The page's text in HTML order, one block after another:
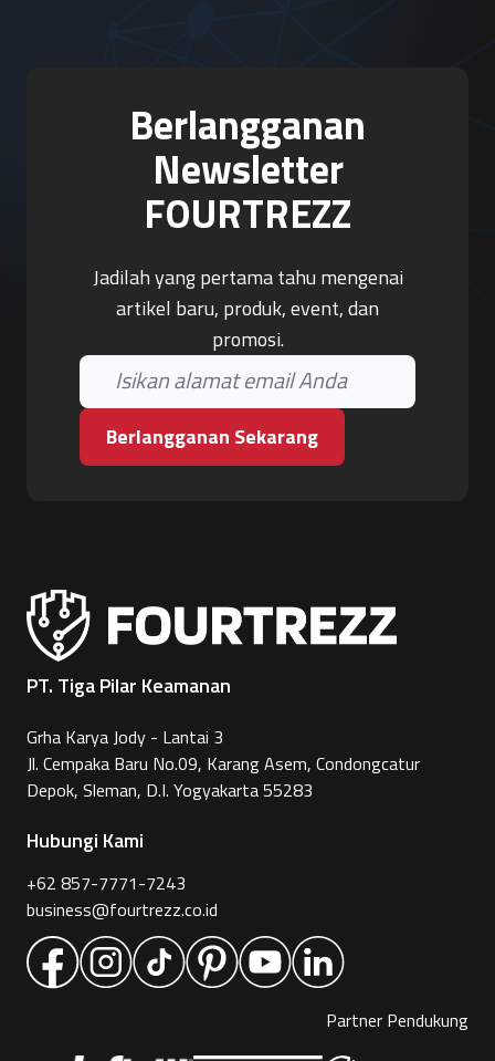
Berlangganan
Newsletter
FOURTREZZ
Jadilah yang pertama tahu mengenai
artikel baru, produk, event, dan
promosi.
Berlangganan Sekarang
PT. Tiga Pilar Keamanan
Grha Karya Jody - Lantai 3
Jl. Cempaka Baru No.09, Karang Asem, Condongcatur
Depok, Sleman, D.I. Yogyakarta 55283
Hubungi Kami
+62 857-7771-7243
business@fourtrezz.co.id
Partner Pendukung